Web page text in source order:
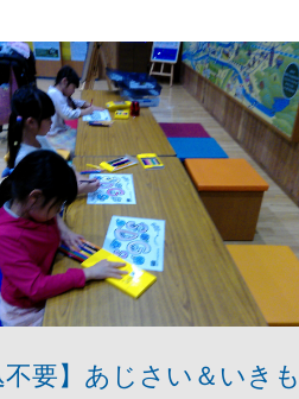
不要】あじさい＆いきも